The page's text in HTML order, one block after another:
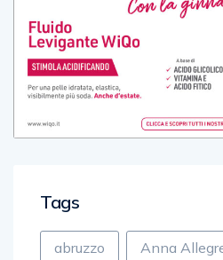
Tags
abruzzo Anna